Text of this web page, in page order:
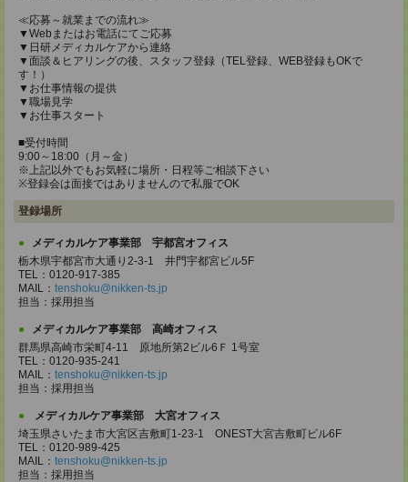
≪応募～就業までの流れ≫
▼Webまたはお電話にてご応募
▼日研メディカルケアから連絡
▼面談＆ヒアリングの後、スタッフ登録（TEL登録、WEB登録もOKで
す！）
▼お仕事情報の提供
▼職場見学
▼お仕事スタート
■受付時間
9:00～18:00（月～金）
※上記以外でもお気軽に場所・日程等ご相談下さい
※登録会は面接ではありませんので私服でOK
登録場所
メディカルケア事業部 宇都宮オフィス
栃木県宇都宮市大通り2-3-1 井門宇都宮ビル5F
TEL：0120-917-385
MAIL： tenshoku@nikken-ts.jp
担当：採用担当
メディカルケア事業部 高崎オフィス
群馬県高崎市栄町4-11 原地所第2ビル6Ｆ 1号室
TEL：0120-935-241
MAIL： tenshoku@nikken-ts.jp
担当：採用担当
メディカルケア事業部 大宮オフィス
埼玉県さいたま市大宮区吉敷町1-23-1 ONEST大宮吉敷町ビル6F
TEL：0120-989-425
MAIL： tenshoku@nikken-ts.jp
担当：採用担当